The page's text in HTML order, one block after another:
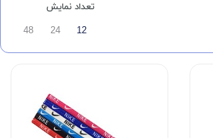
تعداد نمایش
12
24
48